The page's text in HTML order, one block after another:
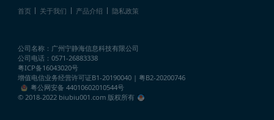
首页 关于我们 产品介绍 隐私政策
公司名称：广州宁静海信息科技有限公司
公司电话：0571-26883338
粤ICP备16043020号
增值电信业务经营许可证B1-20190040 | 粤B2-20200746
粤公网安备 44010602010544号
© 2018-2022 biubiu001.com 版权所有